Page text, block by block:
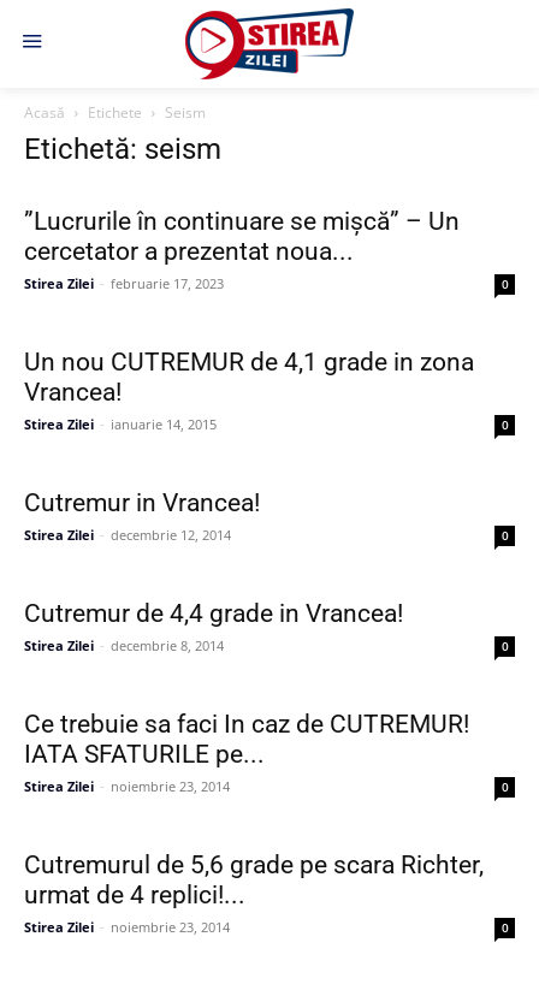
Acasă Etichete Seism
Etichetă: seism
”Lucrurile în continuare se mișcă” – Un
cercetator a prezentat noua...
Stirea Zilei - februarie 17, 2023 0
Un nou CUTREMUR de 4,1 grade in zona
Vrancea!
Stirea Zilei - ianuarie 14, 2015 0
Cutremur in Vrancea!
Stirea Zilei - decembrie 12, 2014 0
Cutremur de 4,4 grade in Vrancea!
Stirea Zilei - decembrie 8, 2014 0
Ce trebuie sa faci In caz de CUTREMUR!
IATA SFATURILE pe...
Stirea Zilei - noiembrie 23, 2014 0
Cutremurul de 5,6 grade pe scara Richter,
urmat de 4 replici!...
Stirea Zilei - noiembrie 23, 2014 0